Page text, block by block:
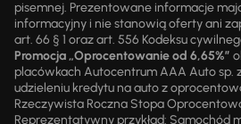
pisemnej. Prezentowane informacje
informacyjny i nie stanowią oferty ani
art. 66 § 1 oraz art. 556 Kodeksu
Promocja „Oprocentowanie od 6,65%”
placówkach Autocentrum AAA Auto sp.
udzieleniu kredytu na auto z
Rzeczywista Roczna Stopa
Reprezentatywny przykład: Samochód